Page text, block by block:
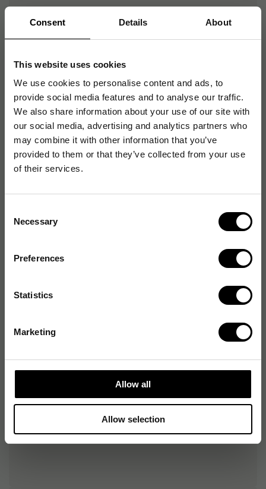
Consent Details About
This website uses cookies
We use cookies to personalise content and ads, to
provide social media features and to analyse our traffic.
We also share information about your use of our site with
our social media, advertising and analytics partners who
may combine it with other information that you’ve
provided to them or that they’ve collected from your use
of their services.
Selection
Necessary
Preferences
Statistics
Marketing
Allow all
Allow selection
Artikelnummer
149224
Originalnummer: 25092
Produktspecifikationer
Färg Grå, Röd
Volym 6 L
81